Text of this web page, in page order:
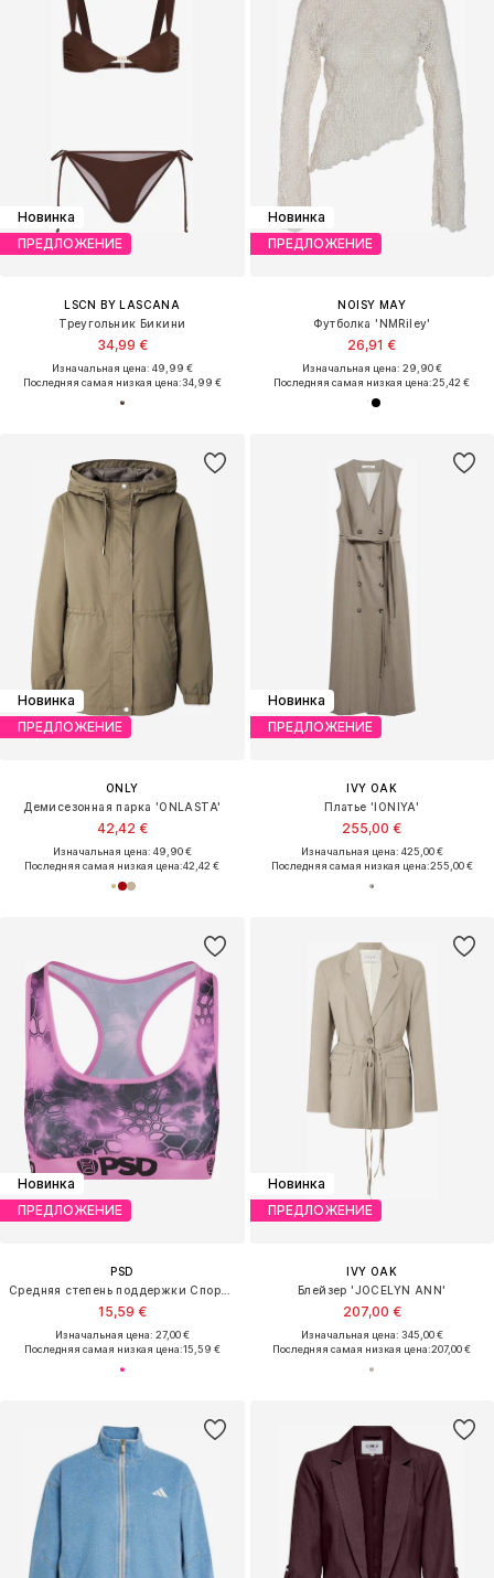
Новинка
ПРЕДЛОЖЕНИЕ
LSCN BY LASCANA
Треугольник Бикини
34,99 €
Изначальная цена: 49,99 €
Последняя самая низкая цена:34,99 €
Новинка
ПРЕДЛОЖЕНИЕ
NOISY MAY
Футболка 'NMRiley'
26,91 €
Изначальная цена: 29,90 €
Последняя самая низкая цена:25,42 €
Новинка
ПРЕДЛОЖЕНИЕ
ONLY
Демисезонная парка 'ONLASTA'
42,42 €
Изначальная цена: 49,90 €
Последняя самая низкая цена:42,42 €
Новинка
ПРЕДЛОЖЕНИЕ
IVY OAK
Платье 'IONIYA'
255,00 €
Изначальная цена: 425,00 €
Последняя самая низкая цена:255,00 €
Новинка
ПРЕДЛОЖЕНИЕ
PSD
15,59 €
Изначальная цена: 27,00 €
Последняя самая низкая цена:15,59 €
Новинка
ПРЕДЛОЖЕНИЕ
IVY OAK
Блейзер 'JOCELYN ANN'
207,00 €
Изначальная цена: 345,00 €
Последняя самая низкая цена:207,00 €